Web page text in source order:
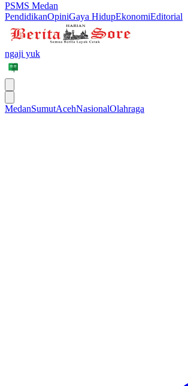
PSMS Medan
PendidikanOpiniGaya HidupEkonomiEditorial
ngaji yuk
MedanSumutAcehNasionalOlahraga